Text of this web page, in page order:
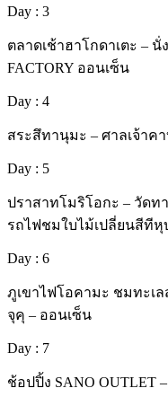
Day : 3
ตลาดเช้าฮาโกดาเตะ – นั่
FACTORY ออนเซ็น
Day : 4
สระสึทานุมะ – ศาลเจ้าค
Day : 5
ปราสาทโมริโอกะ – วัดท
รถไฟชมใบไม้เปลี่ยนสีทีหุ
Day : 6
ภูเขาไฟโอคามะ ชมทะเ
จุคุ – ออนเซ็น
Day : 7
ช้อปปิ้ง SANO OUTLET